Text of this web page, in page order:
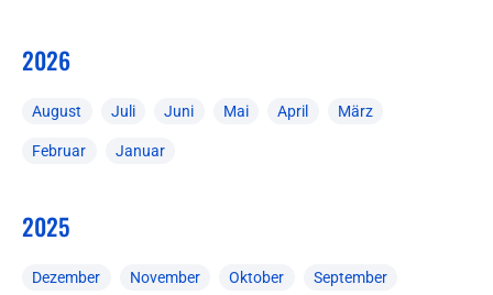
2026
August Juli Juni Mai April März
Februar Januar
2025
Dezember November Oktober September